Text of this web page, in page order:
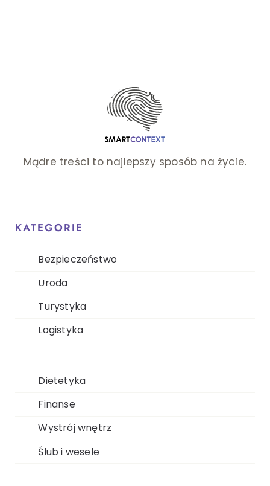
Mądre treści to najlepszy sposób na życie.
KATEGORIE
Bezpieczeństwo
Uroda
Turystyka
Logistyka
Dietetyka
Finanse
Wystrój wnętrz
Ślub i wesele